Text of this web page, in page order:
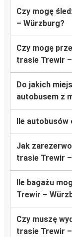
Czy mogę
– Würzburg?
Czy mogę
trasie Trewir
Do jakich
autobusem z
Ile
Jak
trasie Trewir
Ile bagażu
Trewir –
Czy muszę
trasie Trewir